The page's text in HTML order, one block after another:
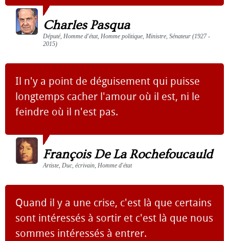
Charles Pasqua
Député, Homme d'état, Homme politique, Ministre, Sénateur (1927 -
2015)
Il n'y a point de déguisement qui puisse
longtemps cacher l'amour où il est, ni le
feindre où il n'est pas.
François De La Rochefoucauld
Artiste, Duc, écrivain, Homme d'état
Quand il y a une crise, c'est là que certains
sont intéressés à sortir et c'est là que nous
sommes intéressés à entrer.